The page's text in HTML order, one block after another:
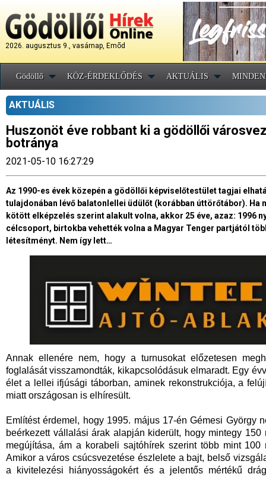
2026. augusztus 9., vasárnap, Emõd
Gödöllő KÖZ-ÉRDEKLŐDÉS AKTUÁLIS
AKTUÁLIS
Huszonöt éve robbant ki a gödöllői
botránya
2021-05-10 16:27:29
Az 1990-es évek közepén a gödöllői képviselőtestület tagjai
tulajdonában lévő balatonlellei üdülőt (korábban úttörőtábor). Ha
kötött elképzelés szerint alakult volna, akkor 25 éve, azaz: 1996
célcsoport, birtokba vehették volna a Magyar Tenger partjától
létesítményt. Nem így lett…
Annak ellenére nem, hogy a turnusokat előzetesen
foglalását visszamondták, kikapcsolódásuk elmaradt. Egy
élet a lellei ifjúsági táborban, aminek rekonstrukciója, a
miatt országosan is elhíresült.
Említést érdemel, hogy 1995. május 17-én Gémesi György
beérkezett vállalási árak alapján kiderült, hogy mintegy
megújítása, ám a korabeli sajtóhírek szerint több mint
Amikor a város csúcsvezetése észlelete a bajt, belső
a kivitelezési hiányosságokért és a jelentős mértékű